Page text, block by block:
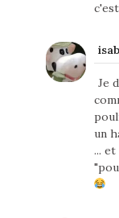
Je
un
...